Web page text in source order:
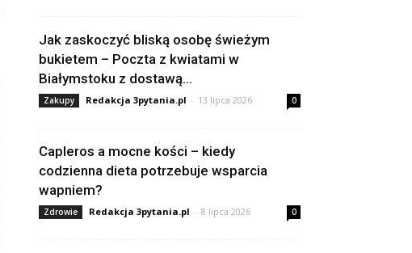
Jak zaskoczyć bliską osobę świeżym
bukietem – Poczta z kwiatami w
Białymstoku z dostawą...
Zakupy Redakcja 3pytania.pl - 13 lipca 2026 0
Capleros a mocne kości – kiedy
codzienna dieta potrzebuje wsparcia
wapniem?
Zdrowie Redakcja 3pytania.pl - 8 lipca 2026 0